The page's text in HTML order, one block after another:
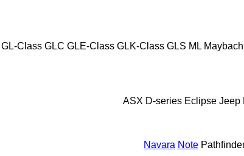
GL-Class GLC GLE-Class GLK-Class GLS ML Maybach
ASX D-series Eclipse Jeep
Navara Note